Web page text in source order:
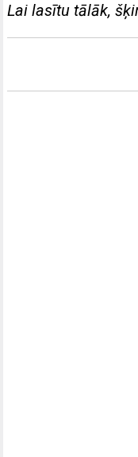
Lai lasītu tālāk,